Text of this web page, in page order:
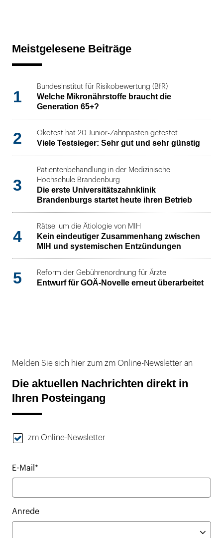
Meistgelesene Beiträge
1
Bundesinstitut für Risikobewertung (BfR)
Welche Mikronährstoffe braucht die
Generation 65+?
2 Ökotest hat 20 Junior-Zahnpasten getestet
Viele Testsieger: Sehr gut und sehr günstig
3
Patientenbehandlung in der Medizinische
Hochschule Brandenburg
Die erste Universitätszahnklinik
Brandenburgs startet heute ihren Betrieb
4
Rätsel um die Ätiologie von MIH
Kein eindeutiger Zusammenhang zwischen
MIH und systemischen Entzündungen
5 Reform der Gebührenordnung für Ärzte
Entwurf für GOÄ-Novelle erneut überarbeitet
Melden Sie sich hier zum zm Online-Newsletter an
Die aktuellen Nachrichten direkt in
Ihren Posteingang
zm Online-Newsletter
E-Mail*
Anrede